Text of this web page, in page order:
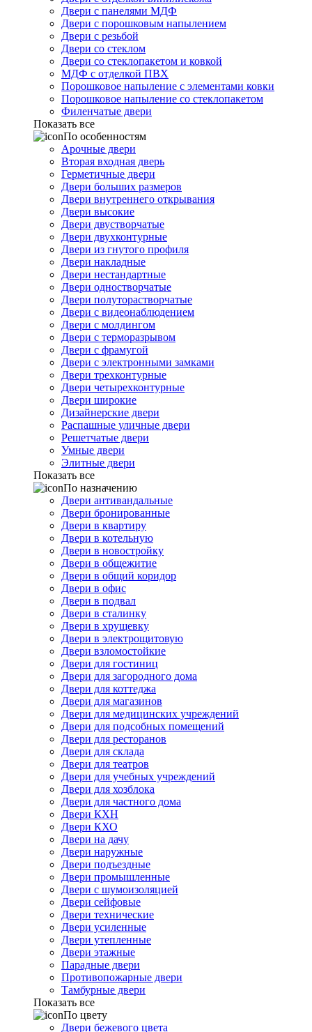
Двери с панелями МДФ
Двери с порошковым напылением
Двери с резьбой
Двери со стеклом
Двери со стеклопакетом и ковкой
МДФ с отделкой ПВХ
Порошковое напыление с элементами ковки
Порошковое напыление со стеклопакетом
Филенчатые двери
Показать все
По особенностям
Арочные двери
Вторая входная дверь
Герметичные двери
Двери больших размеров
Двери внутреннего открывания
Двери высокие
Двери двустворчатые
Двери двухконтурные
Двери из гнутого профиля
Двери накладные
Двери нестандартные
Двери одностворчатые
Двери полуторастворчатые
Двери с видеонаблюдением
Двери с молдингом
Двери с терморазрывом
Двери с фрамугой
Двери с электронными замками
Двери трехконтурные
Двери четырехконтурные
Двери широкие
Дизайнерские двери
Распашные уличные двери
Решетчатые двери
Умные двери
Элитные двери
Показать все
По назначению
Двери антивандальные
Двери бронированные
Двери в квартиру
Двери в котельную
Двери в новостройку
Двери в общежитие
Двери в общий коридор
Двери в офис
Двери в подвал
Двери в сталинку
Двери в хрущевку
Двери в электрощитовую
Двери взломостойкие
Двери для гостиниц
Двери для загородного дома
Двери для коттеджа
Двери для магазинов
Двери для медицинских учреждений
Двери для подсобных помещений
Двери для ресторанов
Двери для склада
Двери для театров
Двери для учебных учреждений
Двери для хозблока
Двери для частного дома
Двери КХН
Двери КХО
Двери на дачу
Двери наружные
Двери подъездные
Двери промышленные
Двери с шумоизоляцией
Двери сейфовые
Двери технические
Двери усиленные
Двери утепленные
Двери этажные
Парадные двери
Противопожарные двери
Тамбурные двери
Показать все
По цвету
Двери бежевого цвета